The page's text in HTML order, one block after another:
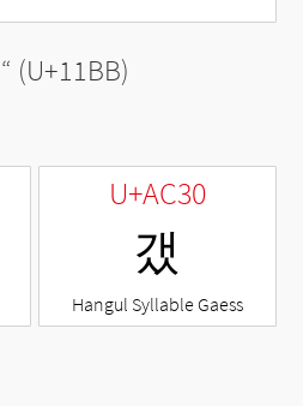
“ (U+11BB)
U+AC30
갰
Hangul Syllable Gaess